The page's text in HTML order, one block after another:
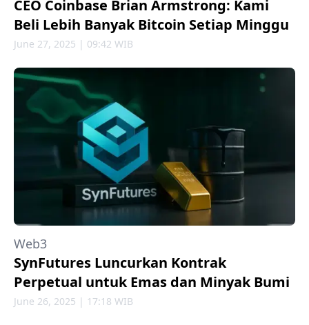
CEO Coinbase Brian Armstrong: Kami
Beli Lebih Banyak Bitcoin Setiap Minggu
June 27, 2025 | 09:42 WIB
Web3
SynFutures Luncurkan Kontrak
Perpetual untuk Emas dan Minyak Bumi
June 26, 2025 | 17:18 WIB